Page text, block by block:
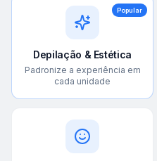
Popular
Depilação & Estética
Padronize a experiência em
cada unidade